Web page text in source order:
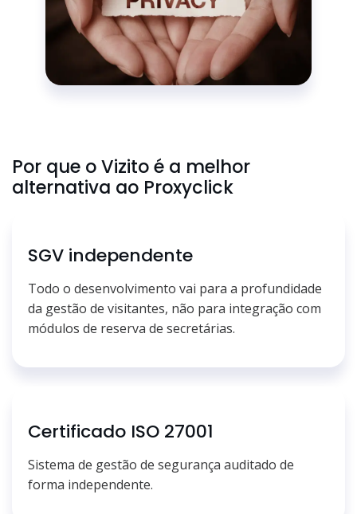
Por que o Vizito é a melhor
alternativa ao Proxyclick
SGV independente
Todo o desenvolvimento vai para a profundidade
da gestão de visitantes, não para integração com
módulos de reserva de secretárias.
Certificado ISO 27001
Sistema de gestão de segurança auditado de
forma independente.